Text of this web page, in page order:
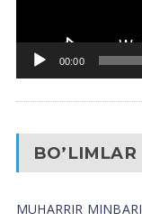
00:00
BO’LIMLAR
MUHARRIR MINBARI